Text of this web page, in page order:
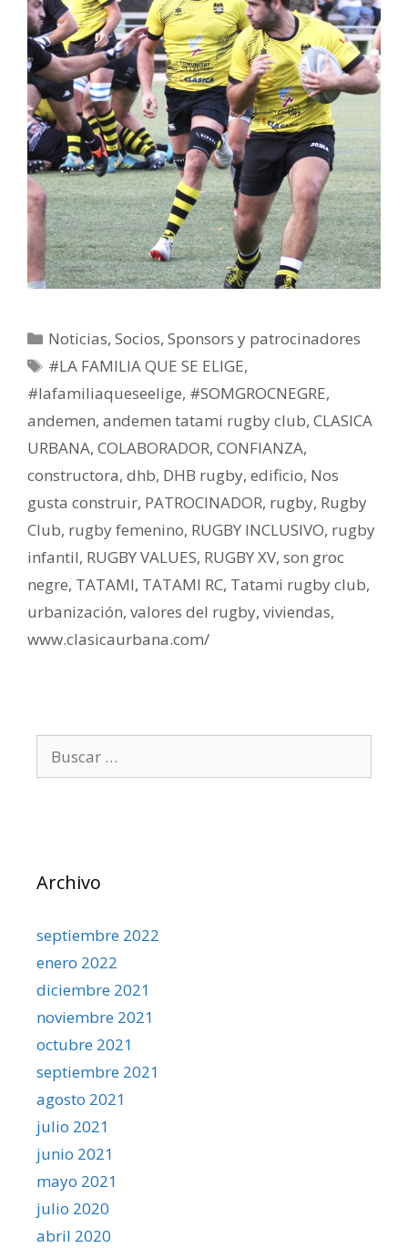
Noticias,Socios,Sponsors y patrocinadores
#LA FAMILIA QUE SE ELIGE,
#lafamiliaqueseelige, #SOMGROCNEGRE,
andemen, andemen tatami rugby club, CLASICA
URBANA, COLABORADOR, CONFIANZA,
constructora, dhb, DHB rugby, edificio, Nos
gusta construir, PATROCINADOR, rugby, Rugby
Club, rugby femenino, RUGBY INCLUSIVO, rugby
infantil, RUGBY VALUES, RUGBY XV, son groc
negre, TATAMI, TATAMI RC, Tatami rugby club,
urbanización, valores del rugby, viviendas,
www.clasicaurbana.com/
Archivo
septiembre 2022
enero 2022
diciembre 2021
noviembre 2021
octubre 2021
septiembre 2021
agosto 2021
julio 2021
junio 2021
mayo 2021
julio 2020
abril 2020